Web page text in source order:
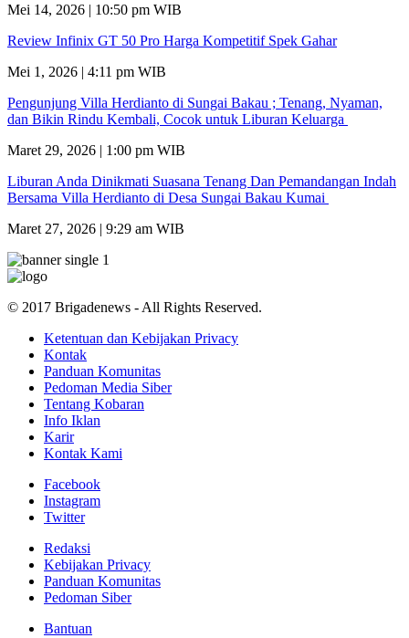
Mei 14, 2026 | 10:50 pm WIB
Review Infinix GT 50 Pro Harga Kompetitif Spek Gahar
Mei 1, 2026 | 4:11 pm WIB
Pengunjung Villa Herdianto di Sungai Bakau ; Tenang, Nyaman,
dan Bikin Rindu Kembali, Cocok untuk Liburan Keluarga
Maret 29, 2026 | 1:00 pm WIB
Liburan Anda Dinikmati Suasana Tenang Dan Pemandangan Indah
Bersama Villa Herdianto di Desa Sungai Bakau Kumai
Maret 27, 2026 | 9:29 am WIB
© 2017 Brigadenews - All Rights Reserved.
Ketentuan dan Kebijakan Privacy
Kontak
Panduan Komunitas
Pedoman Media Siber
Tentang Kobaran
Info Iklan
Karir
Kontak Kami
Facebook
Instagram
Twitter
Redaksi
Kebijakan Privacy
Panduan Komunitas
Pedoman Siber
Bantuan